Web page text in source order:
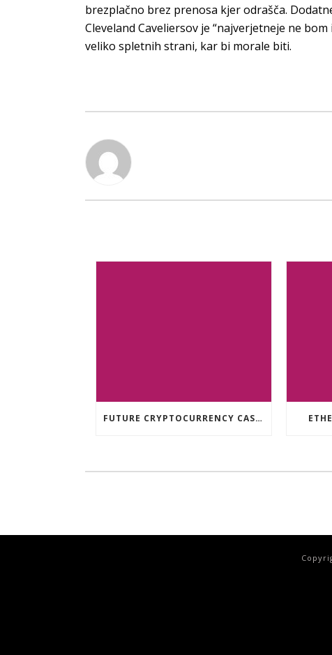
brezplačno brez prenosa kjer odrašča.
Cleveland Caveliersov je “najverjetneje ne
veliko spletnih strani, kar bi morale biti.
FUTURE CRYPTOCURRENCY CASINO GAMES